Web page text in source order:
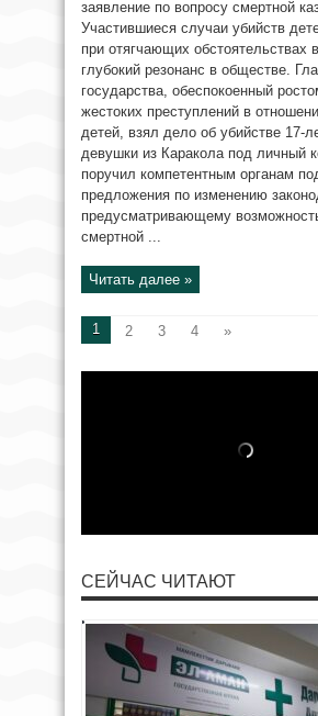
заявление по вопросу смертной
Участившиеся случаи убийств
при отягчающих обстоятельствах
глубокий резонанс в обществе.
государства, обеспокоенный
жестоких преступлений в
детей, взял дело об убийстве 17-
девушки из Каракола под личный
поручил компетентным органам
предложения по изменению
предусматривающему
смертной ...
Читать далее »
1 2 3 4 »
СЕЙЧАС ЧИТАЮТ